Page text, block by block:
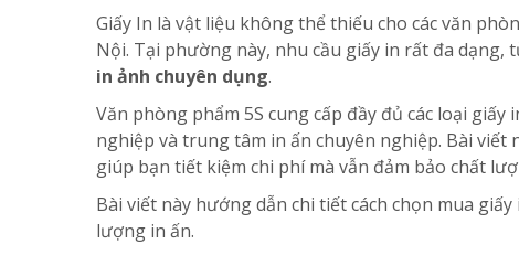
Giấy In là vật liệu không thể thiếu cho các văn
Nội. Tại phường này, nhu cầu giấy in rất đa dạng,
in ảnh chuyên dụng.
Văn phòng phẩm 5S cung cấp đầy đủ các loại
nghiệp và trung tâm in ấn chuyên nghiệp. Bài viết
giúp bạn tiết kiệm chi phí mà vẫn đảm bảo chất
Bài viết này hướng dẫn chi tiết cách chọn mua
lượng in ấn.